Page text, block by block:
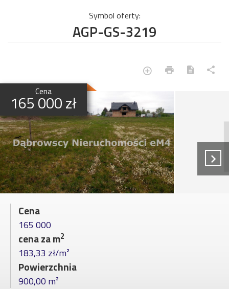
Symbol oferty:
AGP-GS-3219
Cena
165 000 zł
Cena
165 000
cena za m2
183,33 zł/m²
Powierzchnia
900,00 m²